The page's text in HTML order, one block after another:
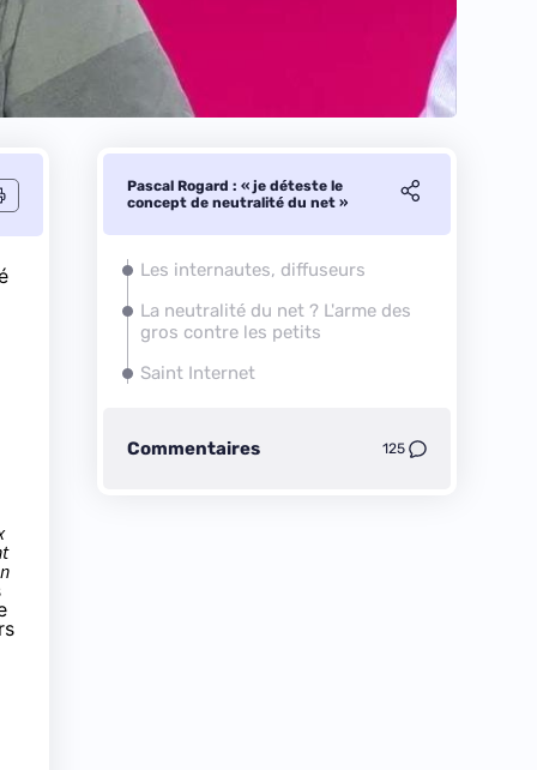
Pascal Rogard : « je déteste le
concept de neutralité du net »
Les internautes, diffuseurs
La neutralité du net ? L'arme des
gros contre les petits
Saint Internet
Commentaires 125